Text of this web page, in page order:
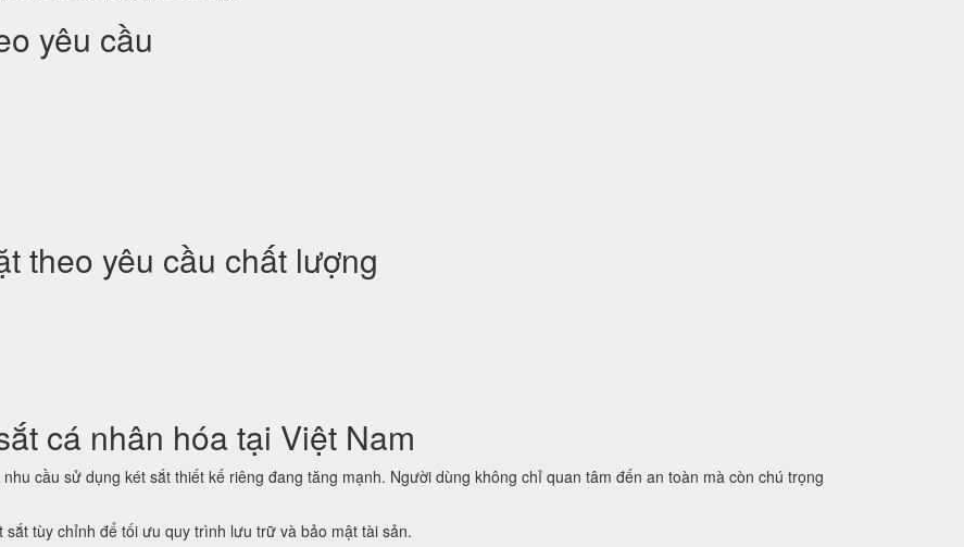
yêu cầu
theo yêu cầu chất lượng
cá nhân hóa tại Việt Nam
cầu sử dụng két sắt thiết kế riêng đang tăng mạnh. Người dùng không chỉ quan tâm đến an toàn mà còn chú trọng
tùy chỉnh để tối ưu quy trình lưu trữ và bảo mật tài sản.